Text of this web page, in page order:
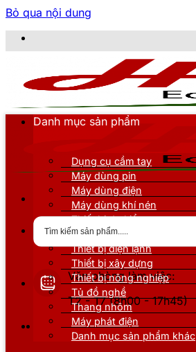
Bỏ qua nội dung
Văn phòng làm việc:
T2 - T7 (8h00 - 17h45)
Danh mục sản phẩm
Dụng cụ cầm tay
Máy dùng pin
Máy dùng điện
Máy dùng khí nén
Thiết bị đo kiểm
Thiết bị nâng đỡ
Thiết bị điện lạnh
Thiết bị xây dựng
Thiết bị nông nghiệp
Tủ đồ nghề
Thang nhôm
Máy phát điện
Danh mục sản phẩm khác